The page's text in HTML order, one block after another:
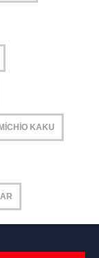
MICHIO KAKU